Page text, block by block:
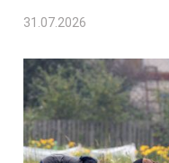
31.07.2026